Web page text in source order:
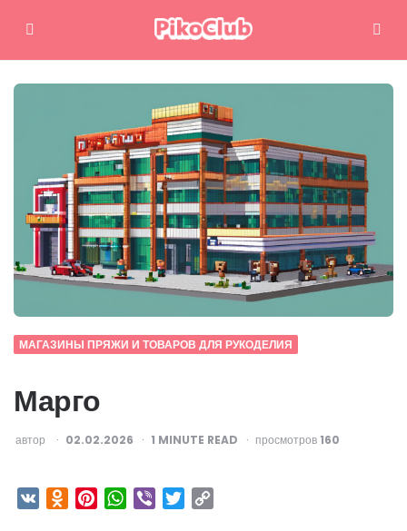
Меню Поиск
МАГАЗИНЫ ПРЯЖИ И ТОВАРОВ ДЛЯ РУКОДЕЛИЯ
Марго
ОПУБЛИКОВАНО
автор 02.02.2026 1 MINUTE READ просмотров 160
VK Odnoklassniki
PinterestWhatsApp
Viber Twitter